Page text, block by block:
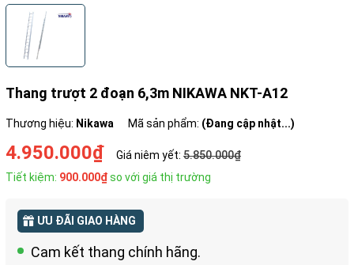
Thang trượt 2 đoạn 6,3m NIKAWA NKT-A12
Thương hiệu: Nikawa Mã sản phẩm: (Đang cập nhật...)
4.950.000₫ Giá niêm yết: 5.850.000₫
Tiết kiệm: 900.000₫so với giá thị trường
ƯU ĐÃI GIAO HÀNG
Cam kết thang chính hãng.